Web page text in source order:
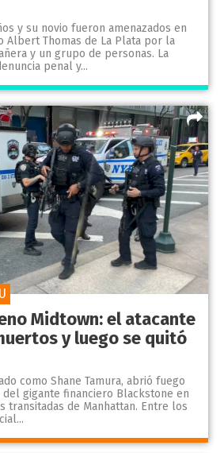
y su novio fueron amenazados en
Albert Thomas de La Plata por la
y un grupo de personas. La
penal y...
Midtown: el atacante
y luego se quitó
como Shane Tamura, abrió fuego
gigante financiero Blackstone en
transitadas de Manhattan. Entre los